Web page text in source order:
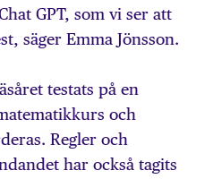
GPT, som vi ser att
säger Emma Jönsson.
testats på en
och
Regler och
har också tagits